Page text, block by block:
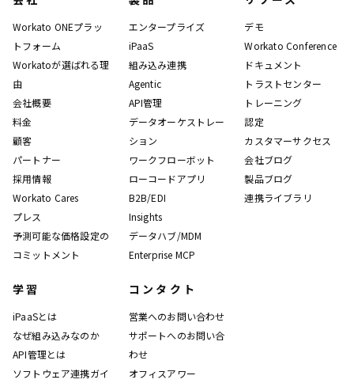
Workato ONEプラッ
トフォーム
Workatoが選ばれる理
由
会社概要
料金
顧客
パートナー
採用情報
Workato Cares
プレス
予測可能な価格設定の
コミットメント
エンタープライズ
iPaaS
組み込み連携
Agentic
API管理
データオーケストレー
ション
ワークフローボット
ローコードアプリ
B2B/EDI
Insights
データハブ/MDM
Enterprise MCP
デモ
Workato Conference
ドキュメント
トラストセンター
トレーニング
認定
カスタマーサクセス
会社ブログ
製品ブログ
連携ライブラリ
学習
iPaaSとは
なぜ組み込みなのか
API管理とは
ソフトウェア連携ガイ
コンタクト
営業へのお問い合わせ
サポートへのお問い合
わせ
オフィスアワー